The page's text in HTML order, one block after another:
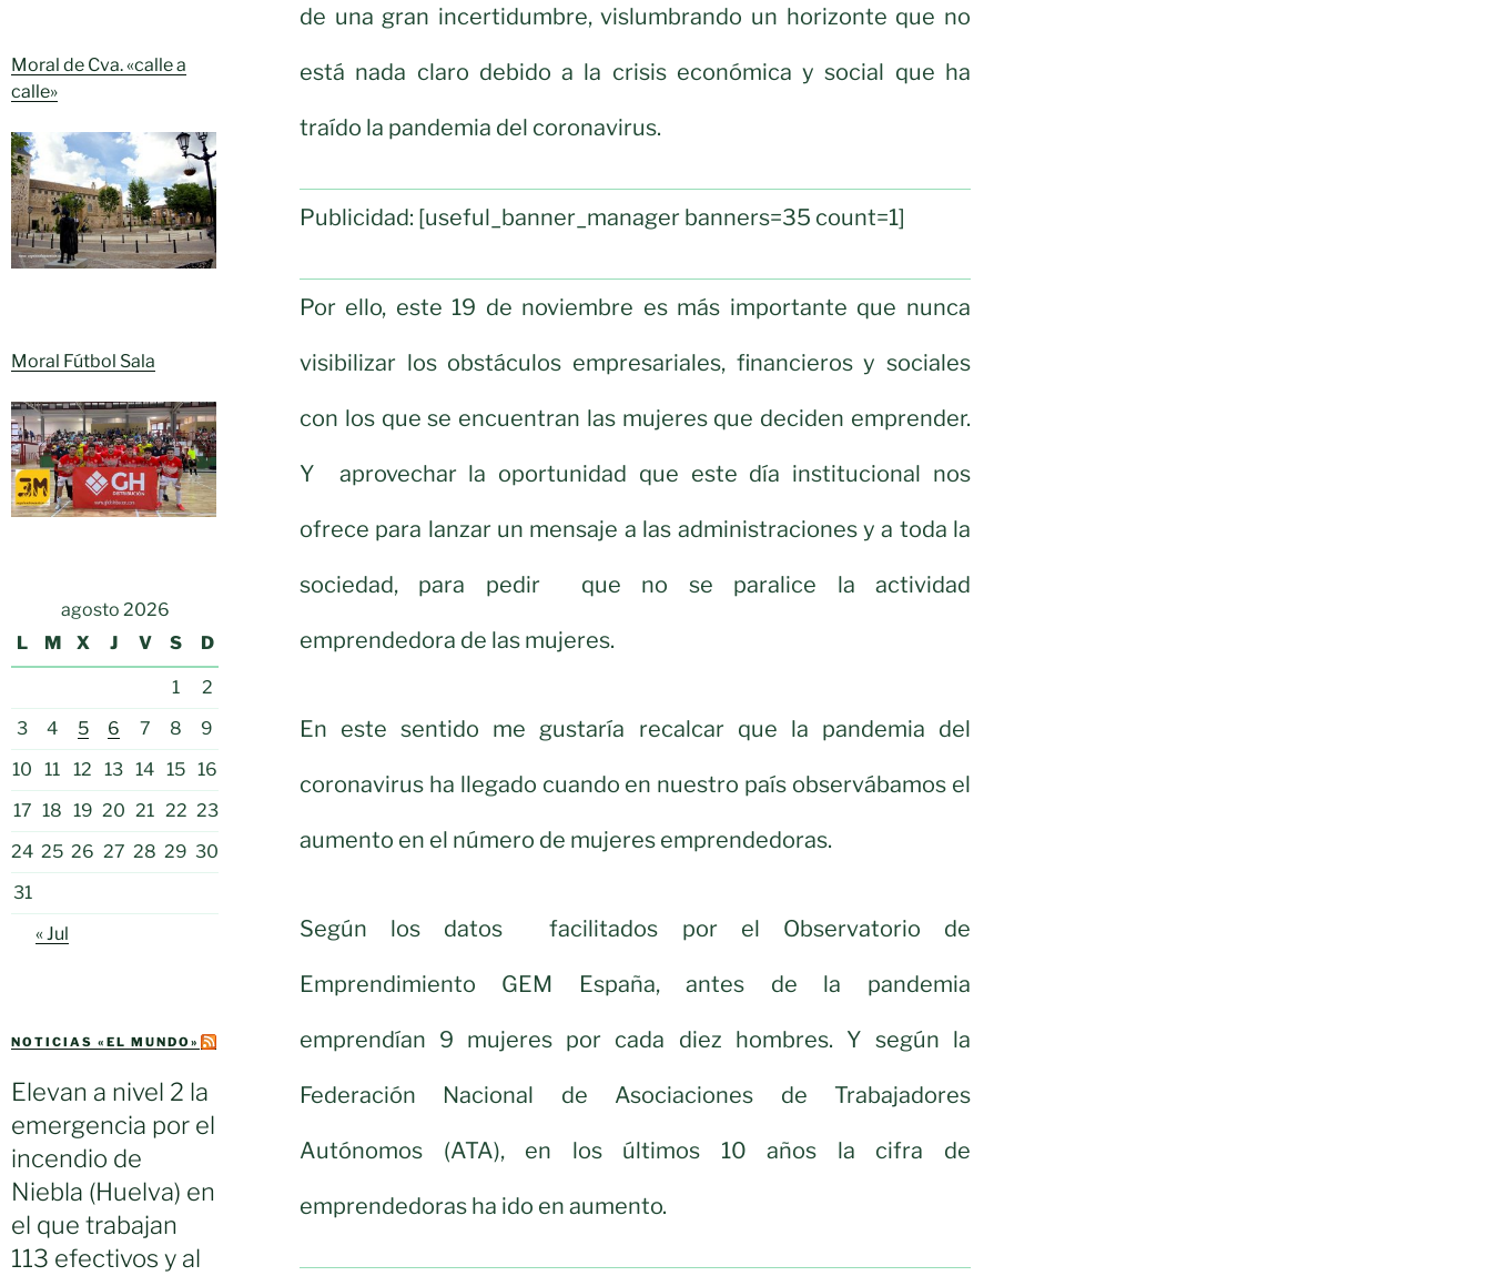
Moral de Cva. «calle a
calle»
Moral Fútbol Sala
agosto 2026
L
M X J V S D
1
2
3
4 5 6 7 8
9
10
11 12 13 14 15 16
17 18 19 20 21 22 23
24 25 26 27 28 29 30
31
« Jul
NOTICIAS «EL MUNDO»
Elevan a nivel 2 la
emergencia por el
incendio de
Niebla (Huelva) en
el que trabajan
113 efectivos y al
de una gran incertidumbre, vislumbrando un horizonte que no
está nada claro debido a la crisis económica y social que ha
traído la pandemia del coronavirus.
Publicidad: [useful_banner_manager banners=35 count=1]
Por ello, este 19 de noviembre es más importante que nunca
visibilizar los obstáculos empresariales, financieros y sociales
con los que se encuentran las mujeres que deciden emprender.
Y aprovechar la oportunidad que este día institucional nos
ofrece para lanzar un mensaje a las administraciones y a toda la
sociedad, para pedir que no se paralice la actividad
emprendedora de las mujeres.
En este sentido me gustaría recalcar que la pandemia del
coronavirus ha llegado cuando en nuestro país observábamos el
aumento en el número de mujeres emprendedoras.
Según los datos facilitados por el Observatorio de
Emprendimiento GEM España, antes de la pandemia
emprendían 9 mujeres por cada diez hombres. Y según la
Federación Nacional de Asociaciones de Trabajadores
Autónomos (ATA), en los últimos 10 años la cifra de
emprendedoras ha ido en aumento.